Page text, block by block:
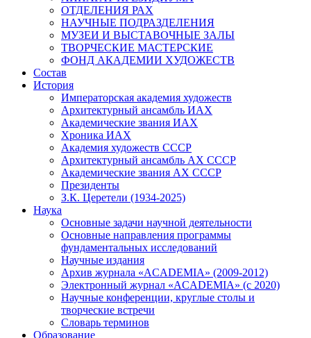
ОТДЕЛЕНИЯ РАХ
НАУЧНЫЕ ПОДРАЗДЕЛЕНИЯ
МУЗЕИ И ВЫСТАВОЧНЫЕ ЗАЛЫ
ТВОРЧЕСКИЕ МАСТЕРСКИЕ
ФОНД АКАДЕМИИ ХУДОЖЕСТВ
Состав
История
Императорская академия художеств
Архитектурный ансамбль ИАХ
Академические звания ИАХ
Хроника ИАХ
Академия художеств СССР
Архитектурный ансамбль АХ СССР
Академические звания АХ СССР
Президенты
З.К. Церетели (1934-2025)
Наука
Основные задачи научной деятельности
Основные направления программы
фундаментальных исследований
Научные издания
Архив журнала «ACADEMIA» (2009-2012)
Электронный журнал «ACADEMIA» (с 2020)
Научные конференции, круглые столы и
творческие встречи
Словарь терминов
Образование